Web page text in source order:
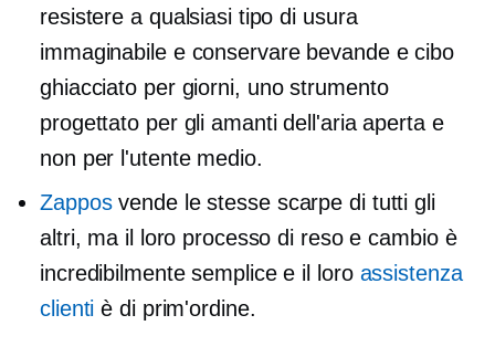
resistere a qualsiasi tipo di usura
immaginabile e conservare bevande e cibo
ghiacciato per giorni, uno strumento
progettato per gli amanti dell'aria aperta e
non per l'utente medio.
Zapposvende le stesse scarpe di tutti gli
altri, ma il loro processo di reso e cambio è
incredibilmente semplice e il loro assistenza
clienti è di prim'ordine.